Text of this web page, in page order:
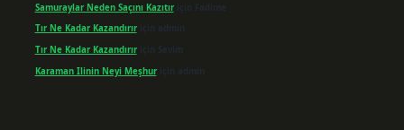
Samuraylar Neden Saçını Kazıtıriçin Fadime
Tır Ne Kadar Kazandırıriçin admin
Tır Ne Kadar Kazandırıriçin Sevim
Karaman Ilinin Neyi Meşhuriçin admin